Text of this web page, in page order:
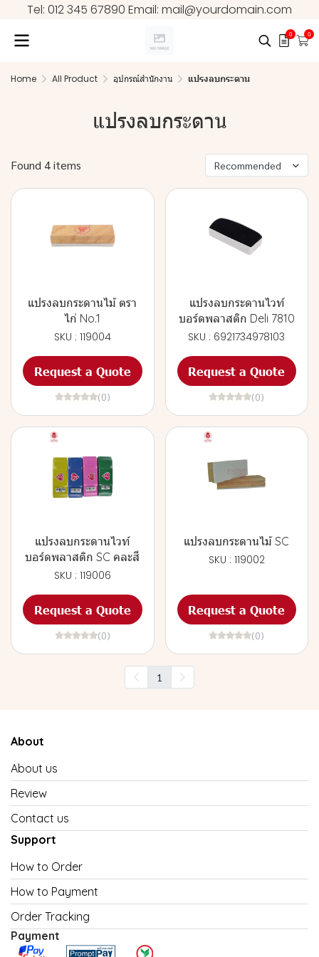
Tel: 012 345 67890 Email: mail@yourdomain.com
0 0
Home All Product อุปกรณ์สำนักงาน แปรงลบกระดาน
แปรงลบกระดาน
Found 4 items Recommended
แปรงลบกระดานไม้ ตรา
ไก่ No.1
SKU : 119004
Request a Quote
(0)
แปรงลบกระดานไวท์
บอร์ดพลาสติก Deli 7810
SKU : 6921734978103
Request a Quote
(0)
แปรงลบกระดานไวท์
บอร์ดพลาสติก SC คละสี
SKU : 119006
Request a Quote
(0)
แปรงลบกระดานไม้ SC
SKU : 119002
Request a Quote
(0)
1
About
About us
Review
Contact us
Support
How to Order
How to Payment
Order Tracking
Payment